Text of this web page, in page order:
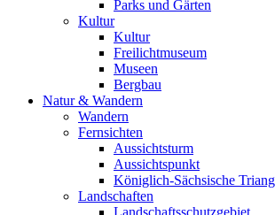
Parks und Gärten
Kultur
Kultur
Freilichtmuseum
Museen
Bergbau
Natur & Wandern
Wandern
Fernsichten
Aussichtsturm
Aussichtspunkt
Königlich-Sächsische
Landschaften
Landschaftsschutzgebiet